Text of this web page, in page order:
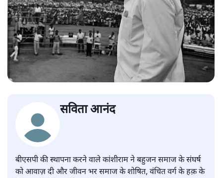
सविता आनंद
बीएसपी की स्थापना करने वाले कांशीराम ने बहुजन समाज के संघर्ष
को आवाज़ दी और जीवन भर समाज के शोषित, वंचित वर्ग के हक़ के